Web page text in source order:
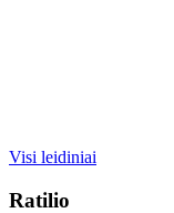
Visi leidiniai
Ratilio